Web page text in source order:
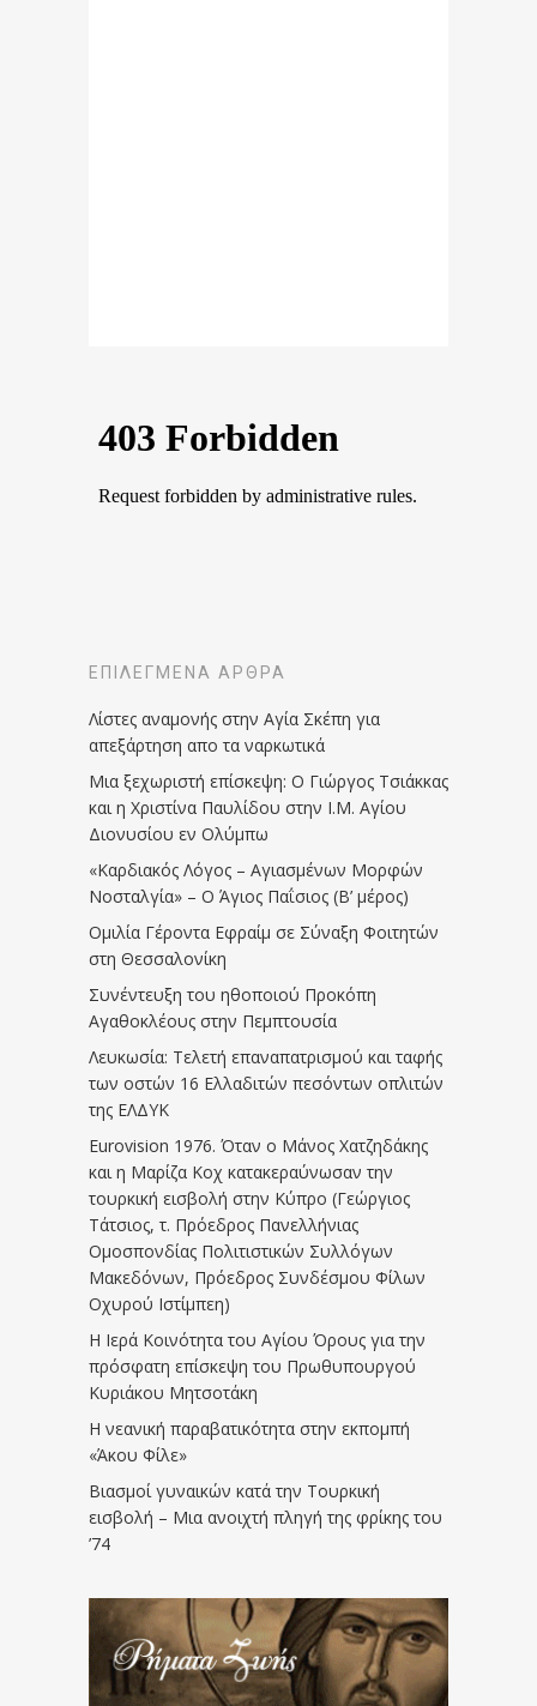
ΕΠΙΛΕΓΜΈΝΑ ΆΡΘΡΑ
Λίστες αναμονής στην Αγία Σκέπη για
απεξάρτηση απο τα ναρκωτικά
Μια ξεχωριστή επίσκεψη: Ο Γιώργος Τσιάκκας
και η Χριστίνα Παυλίδου στην Ι.Μ. Αγίου
Διονυσίου εν Ολύμπω
«Καρδιακός Λόγος – Αγιασμένων Μορφών
Νοσταλγία» – Ο Άγιος Παΐσιος (Β’ μέρος)
Ομιλία Γέροντα Εφραίμ σε Σύναξη Φοιτητών
στη Θεσσαλονίκη
Συνέντευξη του ηθοποιού Προκόπη
Αγαθοκλέους στην Πεμπτουσία
Λευκωσία: Τελετή επαναπατρισμού και ταφής
των οστών 16 Ελλαδιτών πεσόντων οπλιτών
της ΕΛΔΥΚ
Eurovision 1976. Όταν ο Μάνος Χατζηδάκης
και η Μαρίζα Κοχ κατακεραύνωσαν την
τουρκική εισβολή στην Κύπρο (Γεώργιος
Τάτσιος, τ. Πρόεδρος Πανελλήνιας
Ομοσπονδίας Πολιτιστικών Συλλόγων
Μακεδόνων, Πρόεδρος Συνδέσμου Φίλων
Οχυρού Ιστίμπεη)
Η Ιερά Κοινότητα του Αγίου Όρους για την
πρόσφατη επίσκεψη του Πρωθυπουργού
Κυριάκου Μητσοτάκη
Η νεανική παραβατικότητα στην εκπομπή
«Άκου Φίλε»
Βιασμοί γυναικών κατά την Τουρκική
εισβολή – Μια ανοιχτή πληγή της φρίκης του
’74